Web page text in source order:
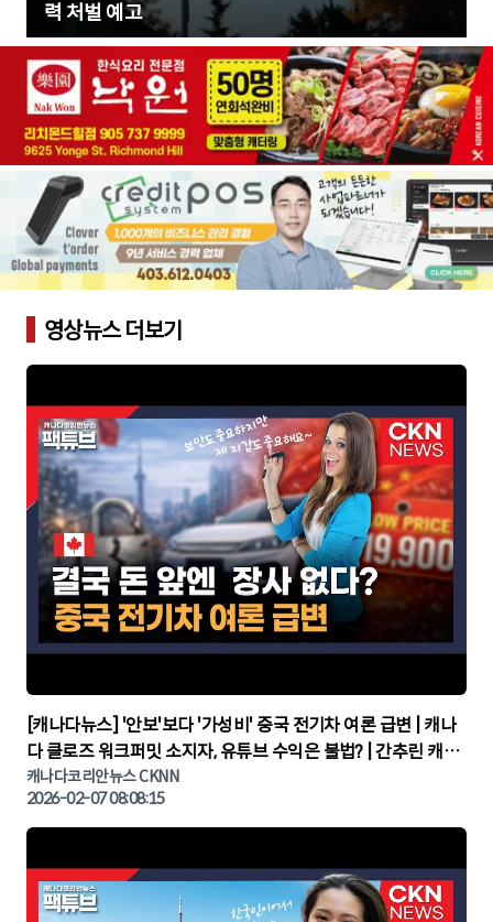
력 처벌 예고
영상뉴스 더보기
▶
[캐나다뉴스] '안보'보다 '가성비' 중국 전기차 여론 급변 | 캐나
다 클로즈 워크퍼밋 소지자, 유튜브 수익은 불법? | 간추린 캐나
다뉴스 | CKNNEWS, 캐나다코리안뉴스
캐나다코리안뉴스 CKNN
2026-02-07 08:08:15